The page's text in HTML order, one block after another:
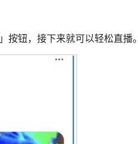
按钮，接下来就可以轻松直播。